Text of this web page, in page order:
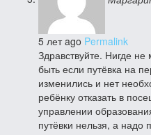
5 лет ago Permalink
Здравствуйте. Нигде
быть если путёвка на
изменились и нет
ребёнку отказать в
управлении
путёвки нельзя, а надо